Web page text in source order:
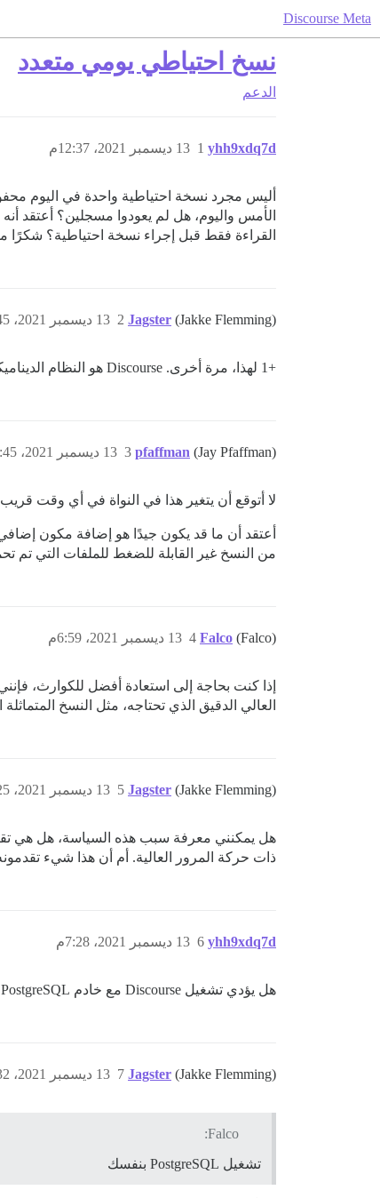
Discourse Meta
نسخ احتياطي يومي متعدد
الدعم
yhh9xdq7d 13 ديسمبر 2021، 12:37م 1
أليس مجرد نسخة احتياطية واحدة في اليوم
الأمس واليوم، هل لم يعودوا مسجلين؟ أعتقد
القراءة فقط قبل إجراء نسخة احتياطية؟ شكرًا
Jagster (Jakke Flemming) 13 ديسمبر 2021، 1:45م 2
+1 لهذا، مرة أخرى. Discourse هو النظام الديناميكي الوحيد الذي يمكن للمرء من خلاله أتمتة النسخ الاحتياطي لقاعدة البيانات مرة واحدة فقط في اليوم.
pfaffman (Jay Pfaffman) 13 ديسمبر 2021، 6:45م 3
لا أتوقع أن يتغير هذا في النواة في أي وقت
أعتقد أن ما قد يكون جيدًا هو إضافة مكون
من النسخ غير القابلة للضغط للملفات التي تم
Falco (Falco) 13 ديسمبر 2021، 6:59م 4
إذا كنت بحاجة إلى استعادة أفضل للكوارث،
العالي الدقيق الذي تحتاجه، مثل النسخ
Jagster (Jakke Flemming) 13 ديسمبر 2021، 7:25م 5
ذات حركة المرور العالية. أم أن هذا شيء
yhh9xdq7d 13 ديسمبر 2021، 7:28م 6
هل يؤدي تشغيل Discourse مع خادم PostgreSQL منفصل إلى تقليل السرعة بسبب وجوده على خادم مختلف؟
Jagster (Jakke Flemming) 13 ديسمبر 2021، 7:32م 7
Falco:
تشغيل PostgreSQL بنفسك